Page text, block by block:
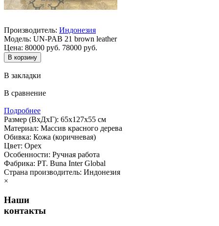
Производитель: Индонезия
Модель: UN-PAB 21 brown leather
Цена: 80000 руб. 78000 руб.
В закладки
В сравнение
Подробнее
Размер (ВхДхГ): 65х127х55 см
Материал: Массив красного дерева
Обивка: Кожа (коричневая)
Цвет: Орех
Особенности: Ручная работа
Фабрика: PT. Buna Inter Global
Страна производитель: Индонезия
×
Наши
контакты